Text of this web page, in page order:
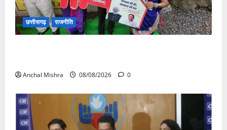
छत्तीसगढ़ राजनीति
Anchal Mishra 08/08/2026 0